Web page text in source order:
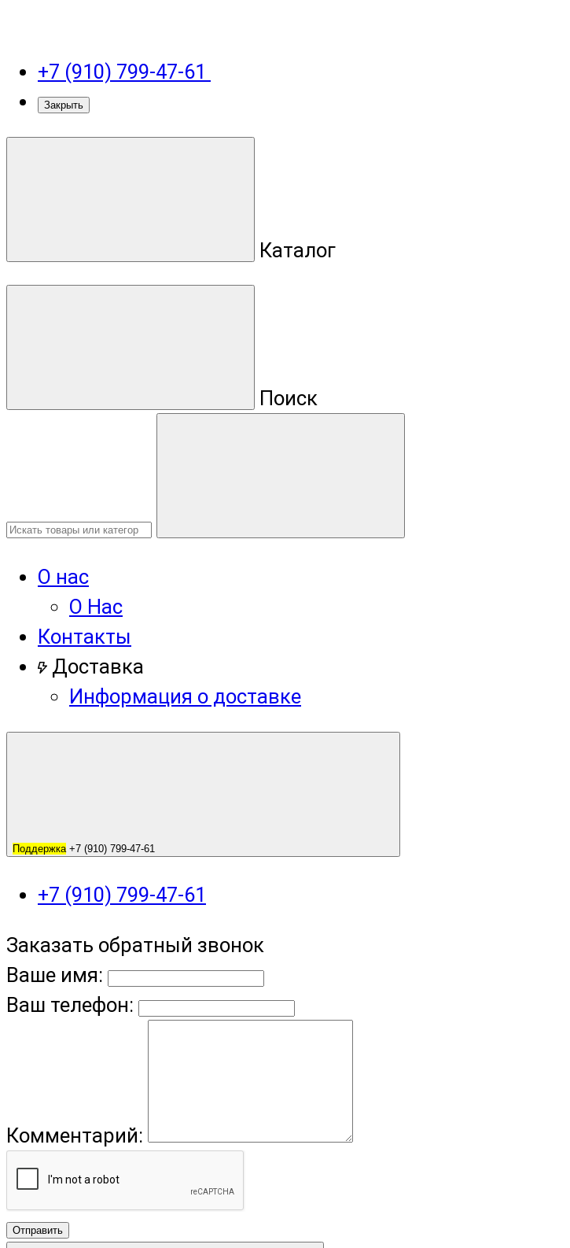
+7 (910) 799-47-61
Закрыть
Каталог
Поиск
О нас
О Нас
Контакты
Доставка
Информация о доставке
Поддержка +7 (910) 799-47-61
+7 (910) 799-47-61
Заказать обратный звонок
Ваше имя:
Ваш телефон:
Комментарий:
Отправить